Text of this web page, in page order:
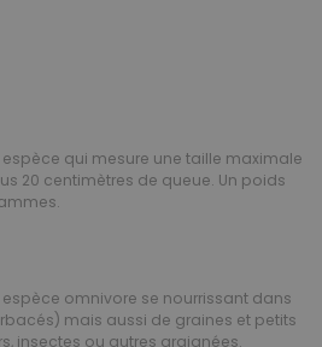
espèce qui mesure une taille maximale
20 centimètres de queue. Un poids
espèce omnivore se nourrissant dans
mais aussi de graines et petits
insectes ou autres araignées.